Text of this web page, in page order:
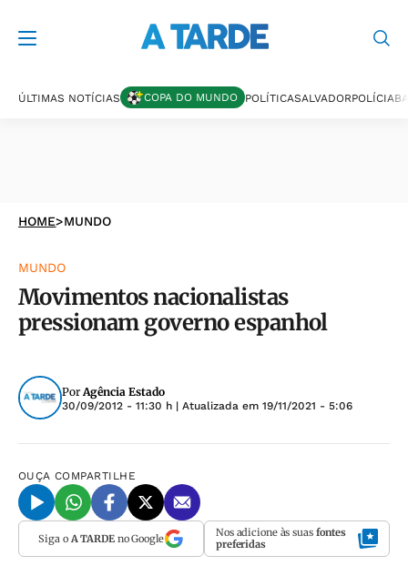
ÚLTIMAS NOTÍCIAS COPA DO MUNDO POLÍTICASALVADORPOLÍCIA
HOME>MUNDO
MUNDO
Movimentos nacionalistas
pressionam governo espanhol
PorAgência Estado
30/09/2012 - 11:30 h | Atualizada em 19/11/2021 - 5:06
OUÇA COMPARTILHE
Siga o A TARDEno Google Nos adicione às suas fontes
preferidas